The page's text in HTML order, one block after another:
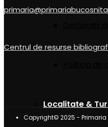
Localitate &
Centrul de resurse
Copyright© 2025 - Primaria